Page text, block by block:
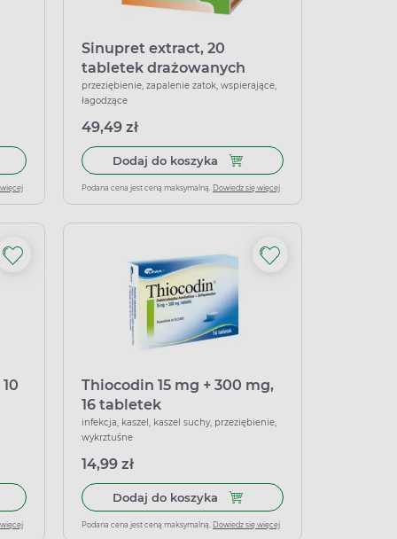
twardych
do koszyka Eloprine 500 mg, 50 tabletek
Sinupret extract, 20
tabletek drażowanych
przeziębienie, zapalenie zatok, wspierające,
łagodzące
49,49 zł
Dodaj do koszyka Dodaj do koszyka Sinupret
Podana cena jest ceną maksymalną. Dowiedz się więcej
ból gardła, 36 pastylek do ssania
do koszyka Apo-Napro Fast 220 mg, 10 kapsułek miękkich
Thiocodin 15 mg + 300 mg,
16 tabletek
infekcja, kaszel, kaszel suchy, przeziębienie,
wykrztuśne
14,99 zł
Dodaj do koszyka Dodaj do koszyka
Podana cena jest ceną maksymalną. Dowiedz się więcej